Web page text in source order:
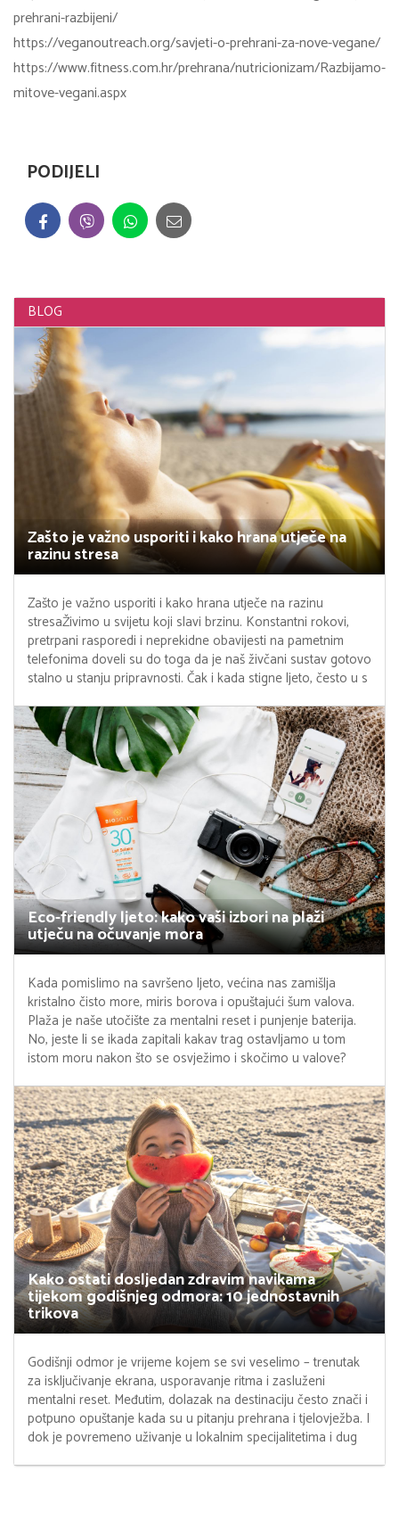
prehrani-razbijeni/
https://veganoutreach.org/savjeti-o-prehrani-za-nove-vegane/
https://www.fitness.com.hr/prehrana/nutricionizam/Razbijamo-
mitove-vegani.aspx
PODIJELI
BLOG
Zašto je važno usporiti i kako hrana utječe na
razinu stresa
Zašto je važno usporiti i kako hrana utječe na razinu
stresaŽivimo u svijetu koji slavi brzinu. Konstantni rokovi,
pretrpani rasporedi i neprekidne obavijesti na pametnim
telefonima doveli su do toga da je naš živčani sustav gotovo
stalno u stanju pripravnosti. Čak i kada stigne ljeto, često u s
Eco-friendly ljeto: kako vaši izbori na plaži
utječu na očuvanje mora
Kada pomislimo na savršeno ljeto, većina nas zamišlja
kristalno čisto more, miris borova i opuštajući šum valova.
Plaža je naše utočište za mentalni reset i punjenje baterija.
No, jeste li se ikada zapitali kakav trag ostavljamo u tom
istom moru nakon što se osvježimo i skočimo u valove?
Kako ostati dosljedan zdravim navikama
tijekom godišnjeg odmora: 10 jednostavnih
trikova
Godišnji odmor je vrijeme kojem se svi veselimo – trenutak
za isključivanje ekrana, usporavanje ritma i zasluženi
mentalni reset. Međutim, dolazak na destinaciju često znači i
potpuno opuštanje kada su u pitanju prehrana i tjelovježba. I
dok je povremeno uživanje u lokalnim specijalitetima i dug